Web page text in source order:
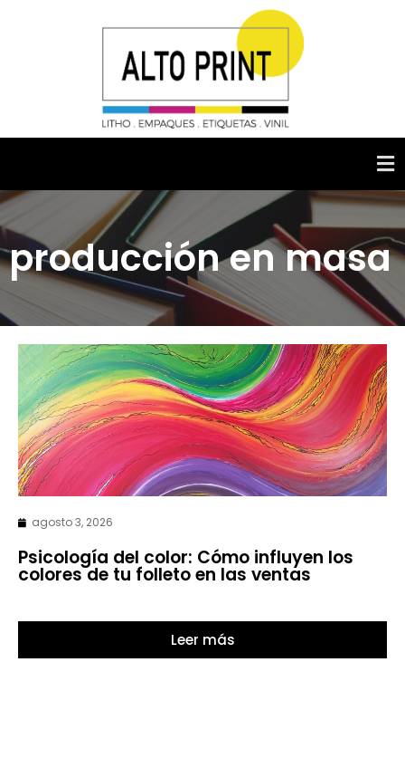
producción en masa
agosto 3, 2026
Psicología del color: Cómo influyen los
colores de tu folleto en las ventas
Leer más